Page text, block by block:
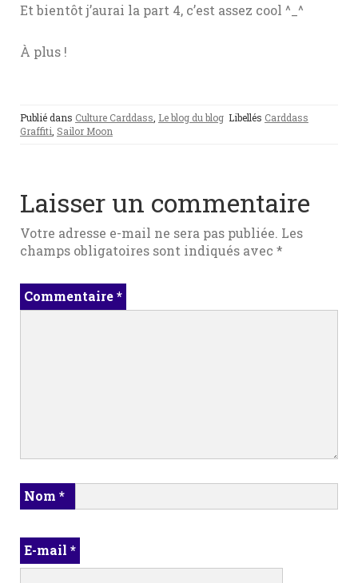
Et bientôt j’aurai la part 4, c’est assez cool ^_^
À plus !
Publié dans Culture Carddass Le blog du blog Libellés Carddass
Graffiti Sailor Moon
Laisser un commentaire
Votre adresse e-mail ne sera pas publiée. Les
champs obligatoires sont indiqués avec *
Commentaire*
Nom *
E-mail *